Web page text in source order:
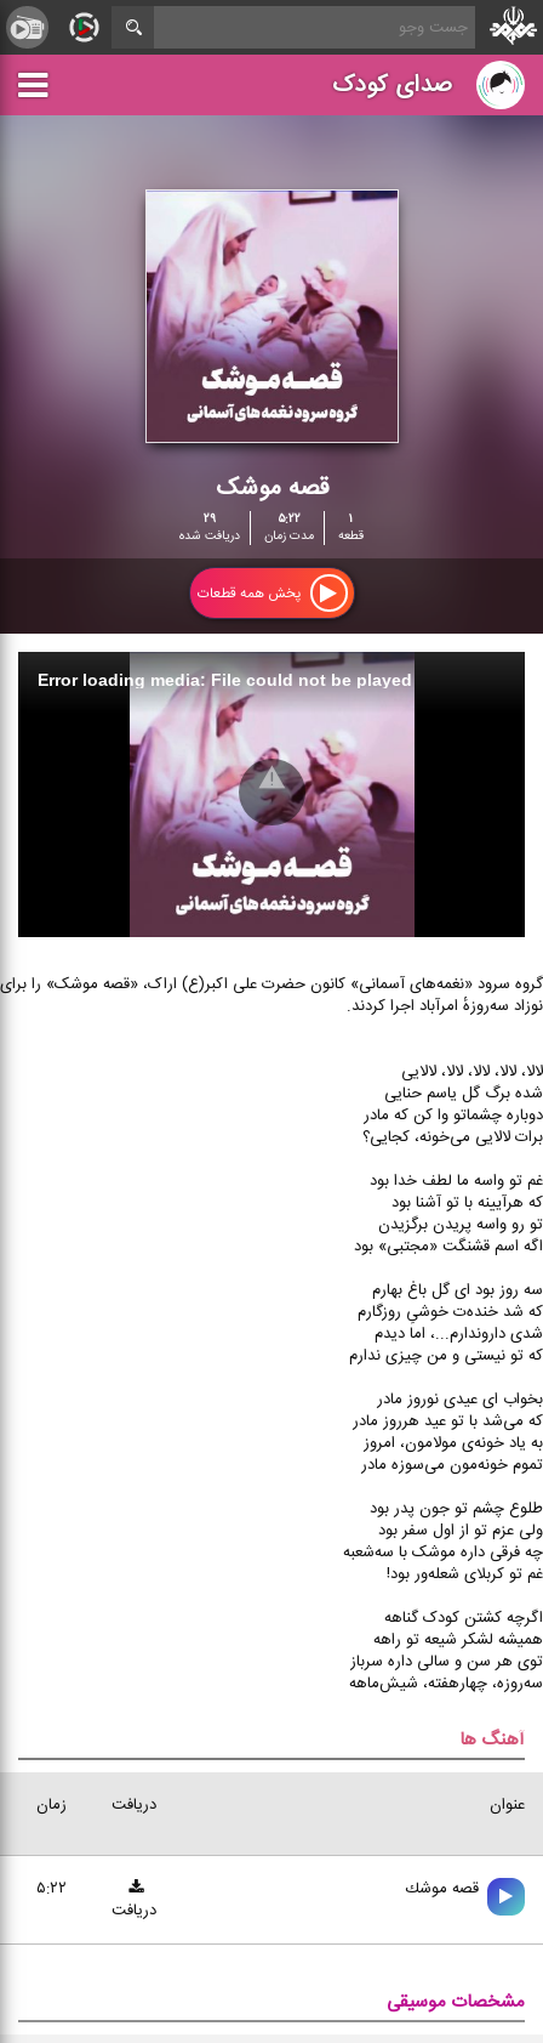
صدای کودک
قصه موشک
۱
قطعه
۵:۲۲
مدت زمان
۲۹
دریافت شده
پخش همه قطعات
Error loading media: File could not be played
گروه سرود «نغمه‌های آسمانی» کانون حضرت علی اکبر(ع) اراک، «قصه موشک» را برای
نوزاد سه‌روزهٔ امرآباد اجرا کردند.
لالا، لالا، لالا، لالا، لالایی
شده برگ گل یاسم حنایی
دوباره چشماتو وا کن که مادر
برات لالایی می‌خونه، کجایی؟
غم تو واسه ما لطف خدا بود
که هرآیینه با تو آشنا بود
تو رو واسه پریدن برگزیدن
اگه اسم قشنگت «مجتبی» بود
سه روز بود ای گل باغ بهارم
که شد خنده‌ت خوشیِ روزگارم
شدی داروندارم...، اما دیدم
که تو نیستی و من چیزی ندارم
بخواب ای عیدی نوروز مادر
که می‌شد با تو عید هرروز مادر
به یاد خونه‌ی مولامون، امروز
تموم خونه‌مون می‌سوزه مادر
طلوع چشم تو جون پدر بود
ولی عزم تو از اول سفر بود
چه فرقی داره موشک با سه‌شعبه
غم تو کربلای شعله‌ور بود!
اگرچه کشتن کودک گناهه
همیشه لشکر شیعه تو راهه
توی هر سن و سالی داره سرباز
سه‌روزه، چهارهفته، شیش‌ماهه
آهنگ ها
عنوان زمان دریافت
قصه موشك
۵:۲۲
دریافت
مشخصات موسیقی